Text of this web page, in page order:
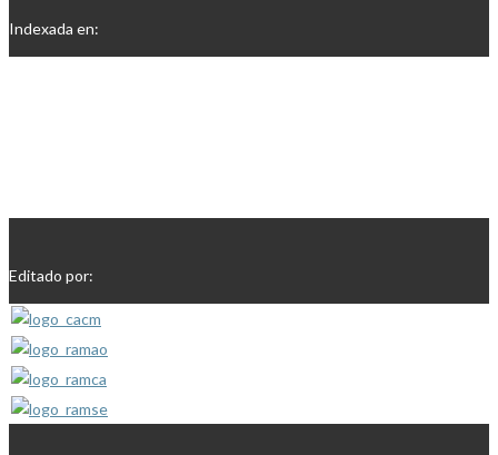
Indexada en:
Editado por: